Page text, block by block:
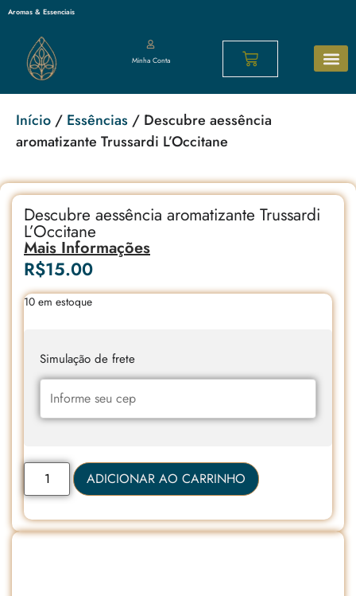
Aromas & Essenciais
Minha Conta
Início / Essências / Descubre aessência
aromatizante Trussardi L’Occitane
Descubre aessência aromatizante Trussardi
L’Occitane
Mais Informações
R$15.00
10 em estoque
Simulação de frete
ADICIONAR AO CARRINHO